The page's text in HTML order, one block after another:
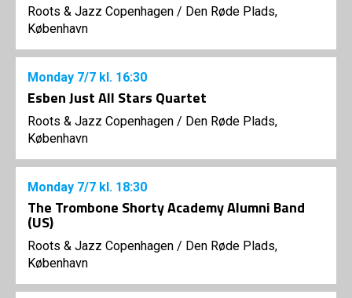
Roots & Jazz Copenhagen / Den Røde Plads,
København
Monday 7/7 kl. 16:30
Esben Just All Stars Quartet
Roots & Jazz Copenhagen / Den Røde Plads,
København
Monday 7/7 kl. 18:30
The Trombone Shorty Academy Alumni Band
(US)
Roots & Jazz Copenhagen / Den Røde Plads,
København